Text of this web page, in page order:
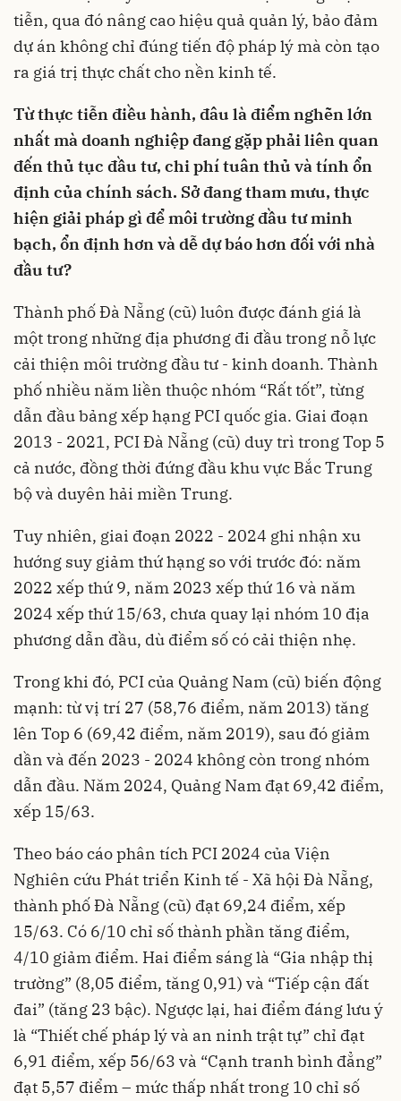
tiễn, qua đó nâng cao hiệu quả quản lý, bảo đảm
dự án không chỉ đúng tiến độ pháp lý mà còn tạo
ra giá trị thực chất cho nền kinh tế.
Từ thực tiễn điều hành, đâu là điểm nghẽn lớn
nhất mà doanh nghiệp đang gặp phải liên quan
đến thủ tục đầu tư, chi phí tuân thủ và tính ổn
định của chính sách. Sở đang tham mưu, thực
hiện giải pháp gì để môi trường đầu tư minh
bạch, ổn định hơn và dễ dự báo hơn đối với nhà
đầu tư?
Thành phố Đà Nẵng (cũ) luôn được đánh giá là
một trong những địa phương đi đầu trong nỗ lực
cải thiện môi trường đầu tư - kinh doanh. Thành
phố nhiều năm liền thuộc nhóm “Rất tốt”, từng
dẫn đầu bảng xếp hạng PCI quốc gia. Giai đoạn
2013 - 2021, PCI Đà Nẵng (cũ) duy trì trong Top 5
cả nước, đồng thời đứng đầu khu vực Bắc Trung
bộ và duyên hải miền Trung.
Tuy nhiên, giai đoạn 2022 - 2024 ghi nhận xu
hướng suy giảm thứ hạng so với trước đó: năm
2022 xếp thứ 9, năm 2023 xếp thứ 16 và năm
2024 xếp thứ 15/63, chưa quay lại nhóm 10 địa
phương dẫn đầu, dù điểm số có cải thiện nhẹ.
Trong khi đó, PCI của Quảng Nam (cũ) biến động
mạnh: từ vị trí 27 (58,76 điểm, năm 2013) tăng
lên Top 6 (69,42 điểm, năm 2019), sau đó giảm
dần và đến 2023 - 2024 không còn trong nhóm
dẫn đầu. Năm 2024, Quảng Nam đạt 69,42 điểm,
xếp 15/63.
Theo báo cáo phân tích PCI 2024 của Viện
Nghiên cứu Phát triển Kinh tế - Xã hội Đà Nẵng,
thành phố Đà Nẵng (cũ) đạt 69,24 điểm, xếp
15/63. Có 6/10 chỉ số thành phần tăng điểm,
4/10 giảm điểm. Hai điểm sáng là “Gia nhập thị
trường” (8,05 điểm, tăng 0,91) và “Tiếp cận đất
đai” (tăng 23 bậc). Ngược lại, hai điểm đáng lưu ý
là “Thiết chế pháp lý và an ninh trật tự” chỉ đạt
6,91 điểm, xếp 56/63 và “Cạnh tranh bình đẳng”
đạt 5,57 điểm – mức thấp nhất trong 10 chỉ số